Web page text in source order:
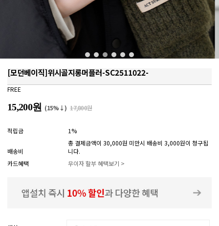
[모던베이직]위시골지롱머플러-SC2511022-
FREE
15,200원 (15%↓) 17,800원
적립금 1%
배송비
총 결제금액이 30,000원 미만시 배송비 3,000원이 청구됩
니다.
카드혜택
무이자 할부 혜택보기 >